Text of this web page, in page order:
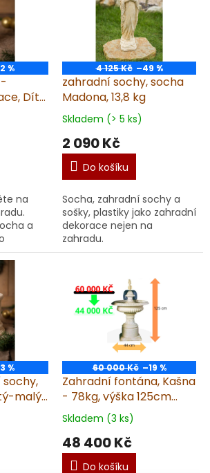
%
Dítě
na
a
i inter...
4 125 Kč –49 %
zahradní sochy, socha
Madona, 13,8 kg
Skladem (> 5 ks)
2 090 Kč
Do košíku
Socha, zahradní sochy a
sošky, plastiky jako zahradní
dekorace nejen na
zahradu.
%
malý
60 000 Kč –19 %
Zahradní fontána, Kašna
- 78kg, výška 125cm
SLEVA - 16 000 KČ
Skladem (3 ks)
48 400 Kč
Do košíku